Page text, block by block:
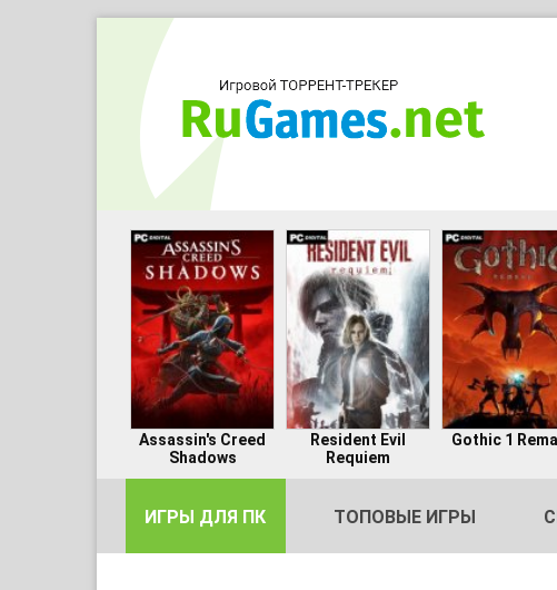
Assassin's Creed
Shadows
Resident Evil
Requiem
Gothic 1
ИГРЫ ДЛЯ ПК ТОПОВЫЕ ИГРЫ